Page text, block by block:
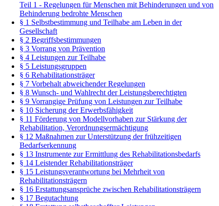
Teil 1 - Regelungen für Menschen mit Behinderungen und von
Behinderung bedrohte Menschen
§ 1 Selbstbestimmung und Teilhabe am Leben in der
Gesellschaft
§ 2 Begriffsbestimmungen
§ 3 Vorrang von Prävention
§ 4 Leistungen zur Teilhabe
§ 5 Leistungsgruppen
§ 6 Rehabilitationsträger
§ 7 Vorbehalt abweichender Regelungen
§ 8 Wunsch- und Wahlrecht der Leistungsberechtigten
§ 9 Vorrangige Prüfung von Leistungen zur Teilhabe
§ 10 Sicherung der Erwerbsfähigkeit
§ 11 Förderung von Modellvorhaben zur Stärkung der
Rehabilitation, Verordnungsermächtigung
§ 12 Maßnahmen zur Unterstützung der frühzeitigen
Bedarfserkennung
§ 13 Instrumente zur Ermittlung des Rehabilitationsbedarfs
§ 14 Leistender Rehabilitationsträger
§ 15 Leistungsverantwortung bei Mehrheit von
Rehabilitationsträgern
§ 16 Erstattungsansprüche zwischen Rehabilitationsträgern
§ 17 Begutachtung